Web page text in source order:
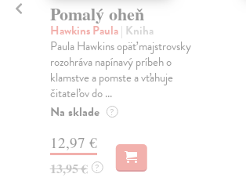
Pomalý oheň
Hawkins Paula| Kniha
Paula Hawkins opäť majstrovsky
rozohráva napínavý príbeh o
klamstve a pomste a vťahuje
čitateľov do ...
Na sklade ?
12,97 €
13,95 € ?